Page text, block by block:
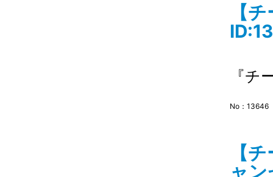
【
『チ
No：13646
【
ャ